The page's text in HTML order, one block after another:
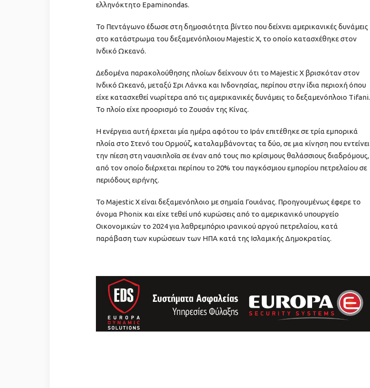
ελληνόκτητο Epaminondas.
Το Πεντάγωνο έδωσε στη δημοσιότητα βίντεο που δείχνει αμερικανικές δυνάμεις
στο κατάστρωμα του δεξαμενόπλοιου Majestic X, το οποίο κατασχέθηκε στον
Ινδικό Ωκεανό.
Δεδομένα παρακολούθησης πλοίων δείχνουν ότι το Majestic X βρισκόταν στον
Ινδικό Ωκεανό, μεταξύ Σρι Λάνκα και Ινδονησίας, περίπου στην ίδια περιοχή όπου
είχε κατασχεθεί νωρίτερα από τις αμερικανικές δυνάμεις το δεξαμενόπλοιο Tifani.
Το πλοίο είχε προορισμό το Ζουσάν της Κίνας.
Η ενέργεια αυτή έρχεται μία ημέρα αφότου το Ιράν επιτέθηκε σε τρία εμπορικά
πλοία στο Στενό του Ορμούζ, καταλαμβάνοντας τα δύο, σε μια κίνηση που εντείνει
την πίεση στη ναυσιπλοΐα σε έναν από τους πιο κρίσιμους θαλάσσιους διαδρόμους,
από τον οποίο διέρχεται περίπου το 20% του παγκόσμιου εμπορίου πετρελαίου σε
περιόδους ειρήνης.
Το Majestic X είναι δεξαμενόπλοιο με σημαία Γουιάνας. Προηγουμένως έφερε το
όνομα Phonix και είχε τεθεί υπό κυρώσεις από το αμερικανικό υπουργείο
Οικονομικών το 2024 για λαθρεμπόριο ιρανικού αργού πετρελαίου, κατά
παράβαση των κυρώσεων των ΗΠΑ κατά της Ισλαμικής Δημοκρατίας.